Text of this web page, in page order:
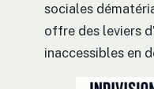
sociales
offre des leviers
inaccessibles en